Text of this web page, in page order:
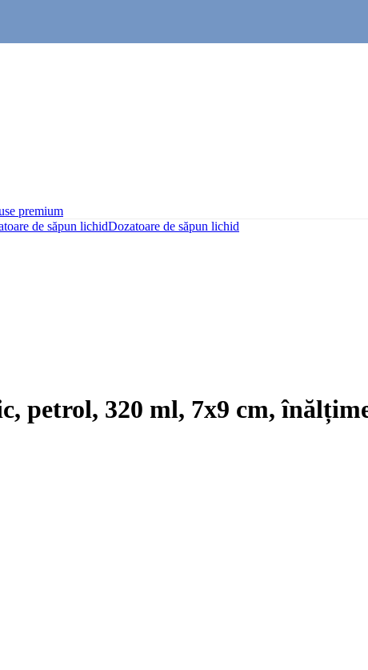
premium
de săpun lichidDozatoare de săpun lichid
petrol, 320 ml, 7x9 cm,